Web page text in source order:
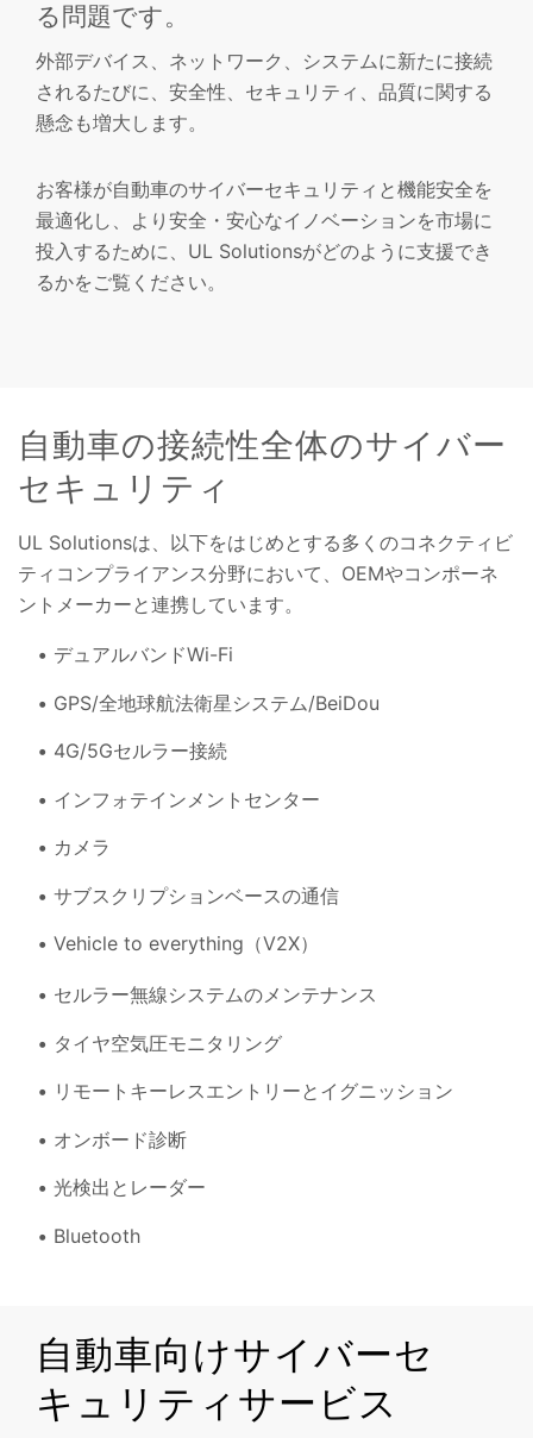
る問題です。
外部デバイス、ネットワーク、システムに新たに接続
されるたびに、安全性、セキュリティ、品質に関する
懸念も増大します。
お客様が自動車のサイバーセキュリティと機能安全を
最適化し、より安全・安心なイノベーションを市場に
投入するために、UL Solutionsがどのように支援でき
るかをご覧ください。
自動車の接続性全体のサイバー
セキュリティ
UL Solutionsは、以下をはじめとする多くのコネクティビ
ティコンプライアンス分野において、OEMやコンポーネ
ントメーカーと連携しています。
デュアルバンドWi-Fi
GPS/全地球航法衛星システム/BeiDou
4G/5Gセルラー接続
インフォテインメントセンター
カメラ
サブスクリプションベースの通信
Vehicle to everything（V2X）
セルラー無線システムのメンテナンス
タイヤ空気圧モニタリング
リモートキーレスエントリーとイグニッション
オンボード診断
光検出とレーダー
Bluetooth
自動車向けサイバーセ
キュリティサービス